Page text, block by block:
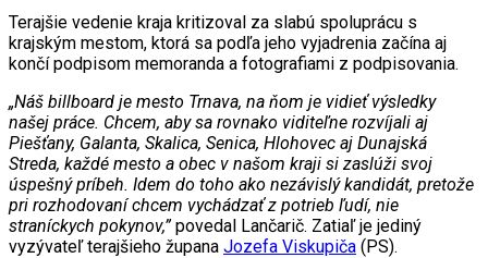
Terajšie vedenie kraja kritizoval za slabú spoluprácu s
krajským mestom, ktorá sa podľa jeho vyjadrenia začína aj
končí podpisom memoranda a fotografiami z podpisovania.
„Náš billboard je mesto Trnava, na ňom je vidieť výsledky
našej práce. Chcem, aby sa rovnako viditeľne rozvíjali aj
Piešťany, Galanta, Skalica, Senica, Hlohovec aj Dunajská
Streda, každé mesto a obec v našom kraji si zaslúži svoj
úspešný príbeh. Idem do toho ako nezávislý kandidát, pretože
pri rozhodovaní chcem vychádzať z potrieb ľudí, nie
straníckych pokynov,”povedal Lančarič. Zatiaľ je jediný
vyzývateľ terajšieho župana Jozefa Viskupiča (PS).